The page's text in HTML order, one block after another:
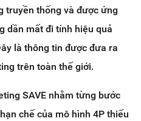
truyền thống và được ứng
dần mất đi tính hiệu quả
là thông tin được đưa ra
trên toàn thế giới.
SAVE nhằm từng bước
chế của mô hình 4P thiếu